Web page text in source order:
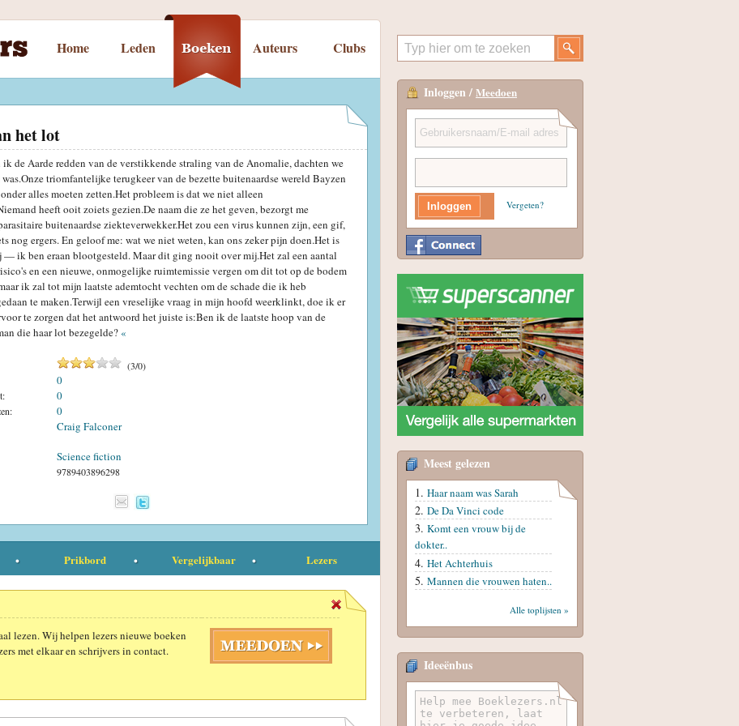
Home Leden Auteurs Clubs
het lot
ik de Aarde redden van de verstikkende straling van de Anomalie, dachten we
triomfantelijke terugkeer van de bezette buitenaardse wereld Bayzen
alles moeten zetten.Het probleem is dat we niet alleen
heeft ooit zoiets gezien.De naam die ze het geven, bezorgt me
buitenaardse ziekteverwekker.Het zou een virus kunnen zijn, een gif,
nog ergers. En geloof me: wat we niet weten, kan ons zeker pijn doen.Het is
— ik ben eraan blootgesteld. Maar dit ging nooit over mij.Het zal een aantal
en een nieuwe, onmogelijke ruimtemissie vergen om dit tot op de bodem
ik zal tot mijn laatste ademtocht vechten om de schade die ik heb
te maken.Terwijl een vreselijke vraag in mijn hoofd weerklinkt, doe ik er
te zorgen dat het antwoord het juiste is:Ben ik de laatste hoop van de
die haar lot bezegelde? «
(3/0)
0
0
0
Craig Falconer
Science fiction
9789403896298
Prikbord Vergelijkbaar Lezers
lezen. Wij helpen lezers nieuwe boeken
met elkaar en schrijvers in contact.
Inloggen / Meedoen
Vergeten?
Meest gelezen
Haar naam was Sarah
De Da Vinci code
Komt een vrouw bij de
dokter..
Het Achterhuis
Mannen die vrouwen haten..
Alle toplijsten »
Ideeënbus